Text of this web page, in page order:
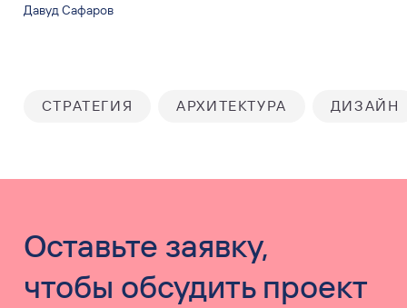
Давуд Сафаров
СТРАТЕГИЯ АРХИТЕКТУРА ДИЗАЙН
Оставьте заявку,
чтобы обсудить проект